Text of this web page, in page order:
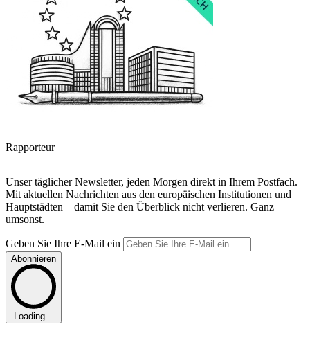
Rapporteur
Unser täglicher Newsletter, jeden Morgen direkt in Ihrem Postfach.
Mit aktuellen Nachrichten aus den europäischen Institutionen und
Hauptstädten – damit Sie den Überblick nicht verlieren. Ganz
umsonst.
Geben Sie Ihre E-Mail ein
Abonnieren
Loading...